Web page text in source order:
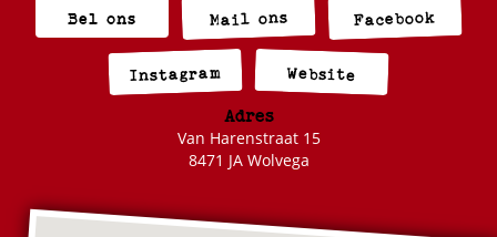
Bel ons Mail ons Facebook
Instagram Website
Adres
Van Harenstraat 15
8471 JA Wolvega